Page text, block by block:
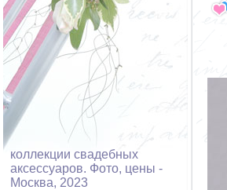
коллекции свадебных
аксессуаров. Фото, цены -
Москва, 2023